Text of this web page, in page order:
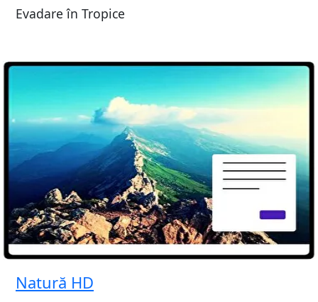
Evadare în Tropice
Natură HD